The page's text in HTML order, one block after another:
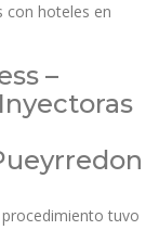
con hoteles en
–
tuvo